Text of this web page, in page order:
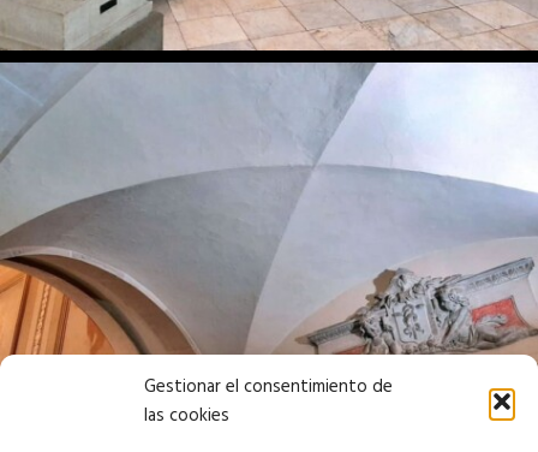
Gestionar el consentimiento de
las cookies